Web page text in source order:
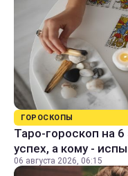
ГОРОСКОПЫ
Таро-гороскоп на
успех, а кому -
06 августа 2026, 06:15